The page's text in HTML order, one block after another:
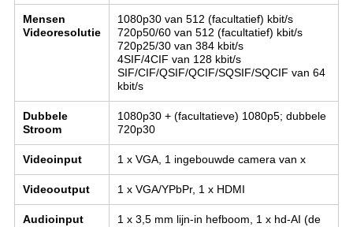
Mensen
Videoresolutie
1080p30 van 512 (facultatief) kbit/s
720p50/60 van 512 (facultatief) kbit/s
720p25/30 van 384 kbit/s
4SIF/4CIF van 128 kbit/s
SIF/CIF/QSIF/QCIF/SQSIF/SQCIF van 64
kbit/s
Dubbele
Stroom
1080p30 + (facultatieve) 1080p5; dubbele
720p30
Videoinput 1 x VGA, 1 ingebouwde camera van x
Videooutput 1 x VGA/YPbPr, 1 x HDMI
Audioinput
1 x 3,5 mm lijn-in hefboom, 1 x hd-AI (de